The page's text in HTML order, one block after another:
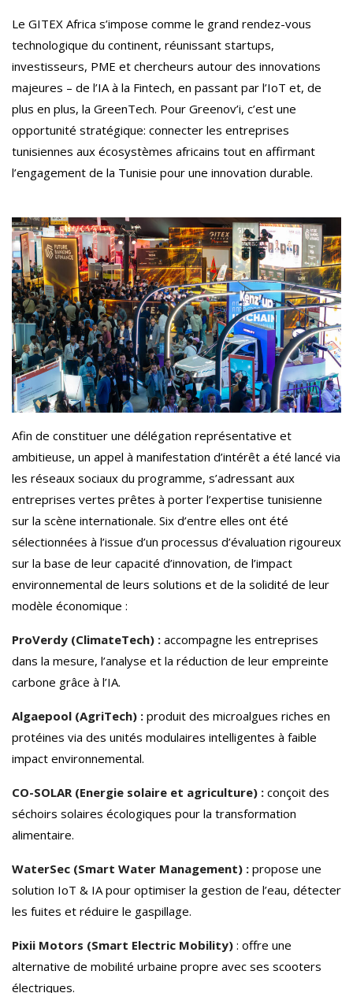
Le GITEX Africa s’impose comme le grand rendez-vous
technologique du continent, réunissant startups,
investisseurs, PME et chercheurs autour des innovations
majeures – de l’IA à la Fintech, en passant par l’IoT et, de
plus en plus, la GreenTech. Pour Greenov’i, c’est une
opportunité stratégique: connecter les entreprises
tunisiennes aux écosystèmes africains tout en affirmant
l’engagement de la Tunisie pour une innovation durable.
Afin de constituer une délégation représentative et
ambitieuse, un appel à manifestation d’intérêt a été lancé via
les réseaux sociaux du programme, s’adressant aux
entreprises vertes prêtes à porter l’expertise tunisienne
sur la scène internationale. Six d’entre elles ont été
sélectionnées à l’issue d’un processus d’évaluation rigoureux
sur la base de leur capacité d’innovation, de l’impact
environnemental de leurs solutions et de la solidité de leur
modèle économique :
ProVerdy (ClimateTech) : accompagne les entreprises
dans la mesure, l’analyse et la réduction de leur empreinte
carbone grâce à l’IA.
Algaepool (AgriTech) : produit des microalgues riches en
protéines via des unités modulaires intelligentes à faible
impact environnemental.
CO-SOLAR (Energie solaire et agriculture) : conçoit des
séchoirs solaires écologiques pour la transformation
alimentaire.
WaterSec (Smart Water Management) : propose une
solution IoT & IA pour optimiser la gestion de l’eau, détecter
les fuites et réduire le gaspillage.
Pixii Motors (Smart Electric Mobility) : offre une
alternative de mobilité urbaine propre avec ses scooters
électriques.